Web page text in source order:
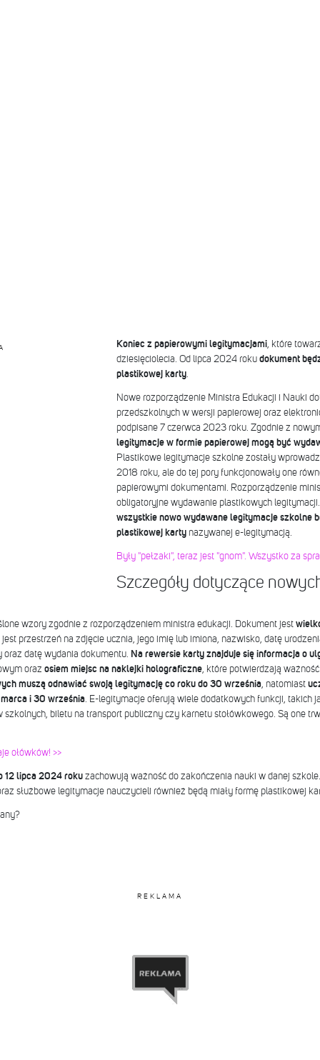
Koniec z papierowymi legitymacjami, które
dziesięciolecia. Od lipca 2024 roku dokument
plastikowej karty.
Nowe rozporządzenie Ministra Edukacji i Nauki
przedszkolnych w wersji papierowej oraz
podpisane 7 czerwca 2023 roku. Zgodnie z
legitymacje w formie papierowej mogą być
Plastikowe legitymacje szkolne zostały
2018 roku, ale do tej pory funkcjonowały one
papierowymi dokumentami. Rozporządzenie
obligatoryjne wydawanie plastikowych
wszystkie nowo wydawane legitymacje szkolne
plastikowej kartynazywanej e-legitymacją.
Były "pełzaki", teraz jest "gnom". Wszystko za
Szczegóły dotyczące
wzory zgodnie z rozporządzeniem ministra edukacji. Dokument jest
przestrzeń na zdjęcie ucznia, jego imię lub imiona, nazwisko, datę
oraz datę wydania dokumentu. Na rewersie karty znajduje się informacja o
oraz osiem miejsc na naklejki holograficzne, które potwierdzają
muszą odnawiać swoją legitymację co roku do 30 września, natomiast
marca i 30 września. E-legitymacje oferują wiele dodatkowych funkcji, takich
biletu na transport publiczny czy karnetu stołówkowego. Są one
ołówków! >>
12 lipca 2024 roku zachowują ważność do zakończenia nauki w danej
służbowe legitymacje nauczycieli również będą miały formę plastikowej
REKLAMA